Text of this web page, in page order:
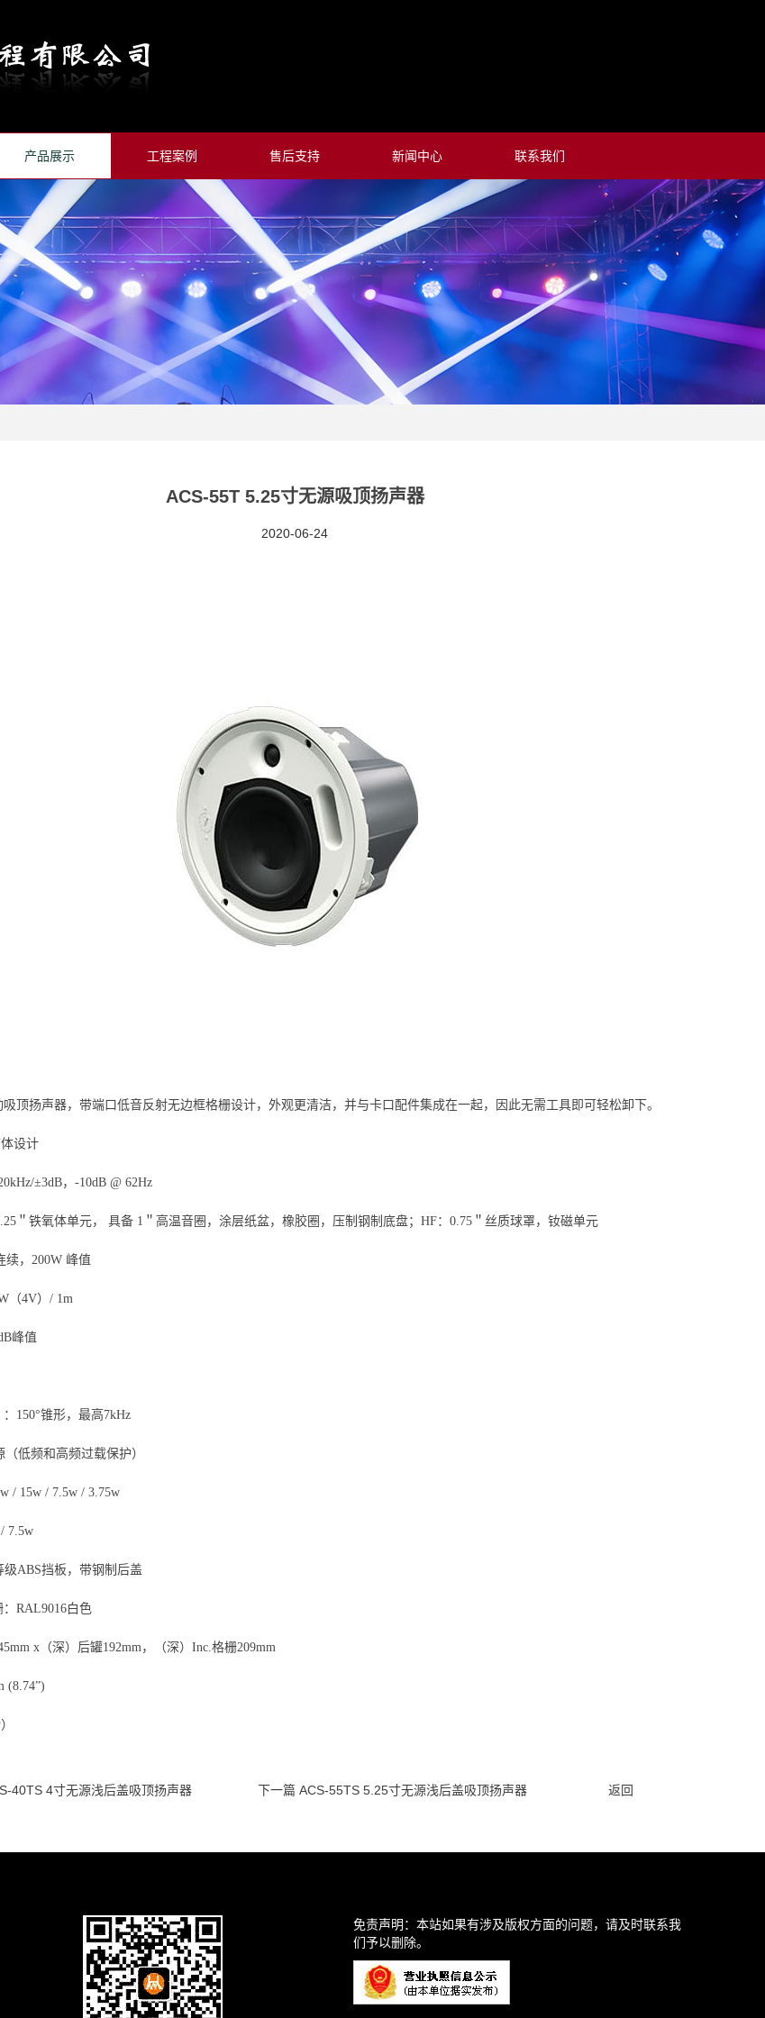
产品展示 工程案例 售后支持 新闻中心 联系我们
ACS-55T 5.25寸无源吸顶扬声器
2020-06-24
顶扬声器，带端口低音反射无边框格栅设计，外观更清洁，并与卡口配件集成在一起，因此无需工具即可轻松卸下。
设计
±3dB，-10dB @ 62Hz
＂铁氧体单元， 具备 1＂高温音圈，涂层纸盆，橡胶圈，压制钢制底盘；HF：0.75＂丝质球罩，钕磁单元
续，200W 峰值
（4V）/ 1m
峰值
150°锥形，最高7kHz
低频和高频过载保护）
/ 15w / 7.5w / 3.75w
7.5w
级ABS挡板，带钢制后盖
RAL9016白色
x（深）后罐192mm，（深）Inc.格栅209mm
(8.74”)
40TS 4寸无源浅后盖吸顶扬声器 下一篇 ACS-55TS 5.25寸无源浅后盖吸顶扬声器 返回
免责声明：本站如果有涉及版权方面的问题，请及时联系我
们予以删除。